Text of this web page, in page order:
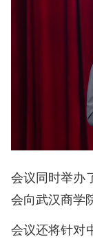
会议同时举办
会向武汉商学
会议还将针对